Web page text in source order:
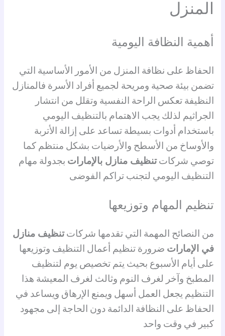
المنزل
أهمية النظافة اليومية
الحفاظ على نظافة المنزل من الأمور الأساسية التي
تضمن بيئة صحية ومريحة لجميع أفراد الأسرة فالمنازل
النظيفة تعكس الراحة النفسية وتقلل من انتشار
الجراثيم لذلك يجب الاهتمام بالتنظيف اليومي
باستخدام أدوات بسيطة تساعد على إزالة الأتربة
والأوساخ من الأسطح والأرضيات بشكل منتظم كما
توصي شركاتتنظيف منازل بالإمارات بجدولة مهام
التنظيف اليومي لتجنب تراكم الفوضى
تنظيم المهام وتوزيعها
من النصائح المهمة التي تقدمها شركاتتنظيف منازل
في الإمارات ضرورة تنظيم أعمال التنظيف وتوزيعها
على أيام الأسبوع بحيث يتم تخصيص يوم لتنظيف
المطبخ وآخر لغرف النوم وثالث لغرف المعيشة هذا
التنظيم يجعل العمل أسهل ويمنع الإرهاق ويساعد في
الحفاظ على النظافة الدائمة دون الحاجة إلى مجهود
كبير في وقت واحد